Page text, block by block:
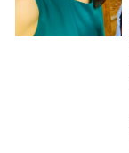
國際碩士班